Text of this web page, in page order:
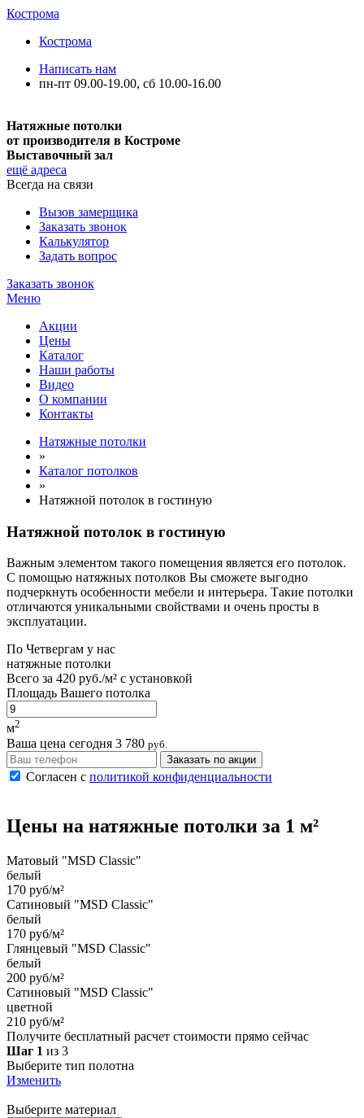
Кострома
Кострома
Написать нам
пн-пт 09.00-19.00, сб 10.00-16.00
Натяжные потолки
от производителя в Костроме
Выставочный зал
ещё адреса
Всегда на связи
Вызов замерщика
Заказать звонок
Калькулятор
Задать вопрос
Заказать звонок
Меню
Акции
Цены
Каталог
Наши работы
Видео
О компании
Контакты
Натяжные потолки
»
Каталог потолков
»
Натяжной потолок в гостиную
Натяжной потолок в гостиную
Важным элементом такого помещения является его потолок.
С помощью натяжных потолков Вы сможете выгодно
подчеркнуть особенности мебели и интерьера. Такие потолки
отличаются уникальными свойствами и очень просты в
эксплуатации.
По Четвергам у нас
натяжные потолки
Всего за 420 руб./м² с установкой
Площадь Вашего потолка
м2
Ваша цена сегодня 3 780 руб.
Заказать по акции
Согласен с политикой конфиденциальности
Цены на натяжные потолки за 1 м²
Матовый "MSD Classic"
белый
170 руб/м²
Сатиновый "MSD Classic"
белый
170 руб/м²
Глянцевый "MSD Classic"
белый
200 руб/м²
Сатиновый "MSD Classic"
цветной
210 руб/м²
Получите бесплатный расчет стоимости прямо сейчас
Шаг 1 из 3
Выберите тип полотна
Изменить
Выберите материал